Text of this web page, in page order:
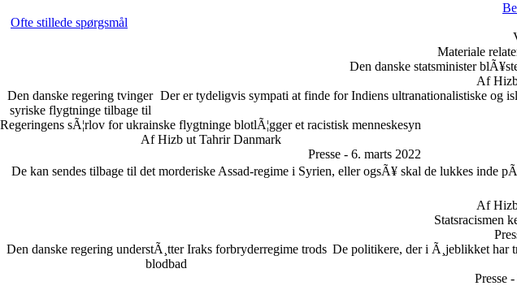
Ofte stillede spørgsmål
Materiale
Den danske statsminister
Af
Der er tydeligvis sympati at finde for Indiens ultranationalistiske og
Regeringens sÃ¦rlov for ukrainske flygtninge blotlÃ¦gger et racistisk menneskesyn
Af Hizb ut Tahrir Danmark
Presse - 6. marts 2022
Den danske regering tvinger
syriske flygtninge tilbage til
De kan sendes tilbage til det morderiske Assad-regime i Syrien, eller ogsÃ¥ skal de lukkes inde
Af
Statsracismen
De politikere, der i Ã¸jeblikket har
Den danske regering understÃ¸tter Iraks forbryderregime trods
blodbad
Presse